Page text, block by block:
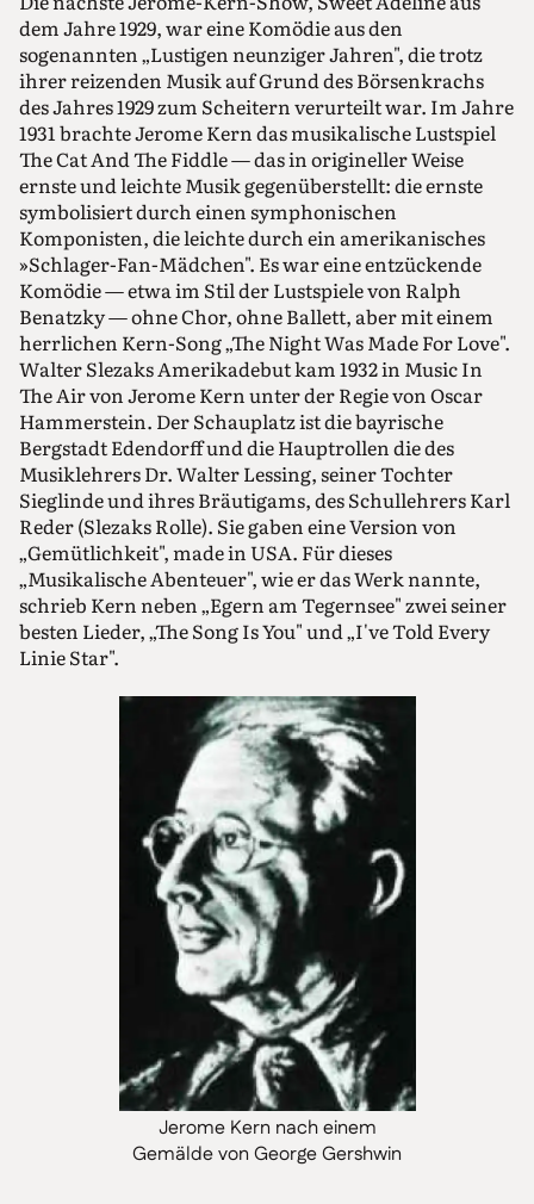
dem Jahre 1929, war eine Komödie aus den
sogenannten „Lustigen neunziger Jahren", die trotz
ihrer reizenden Musik auf Grund des Börsenkrachs
des Jahres 1929 zum Scheitern verurteilt war. Im Jahre
1931 brachte Jerome Kern das musikalische Lustspiel
The Cat And The Fiddle — das in origineller Weise
ernste und leichte Musik gegenüberstellt: die ernste
symbolisiert durch einen symphonischen
Komponisten, die leichte durch ein amerikanisches
»Schlager-Fan-Mädchen". Es war eine entzückende
Komödie — etwa im Stil der Lustspiele von Ralph
Benatzky — ohne Chor, ohne Ballett, aber mit einem
herrlichen Kern-Song „The Night Was Made For Love".
Walter Slezaks Amerikadebut kam 1932 in Music In
The Air von Jerome Kern unter der Regie von Oscar
Hammerstein. Der Schauplatz ist die bayrische
Bergstadt Edendorff und die Hauptrollen die des
Musiklehrers Dr. Walter Lessing, seiner Tochter
Sieglinde und ihres Bräutigams, des Schullehrers Karl
Reder (Slezaks Rolle). Sie gaben eine Version von
„Gemütlichkeit", made in USA. Für dieses
„Musikalische Abenteuer", wie er das Werk nannte,
schrieb Kern neben „Egern am Tegernsee" zwei seiner
besten Lieder, „The Song Is You" und „I've Told Every
Linie Star".
Jerome Kern nach einem
Gemälde von George Gershwin